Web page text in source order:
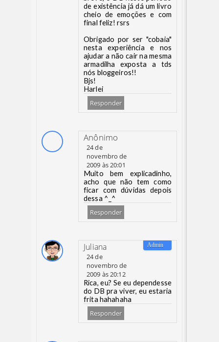
de existência já dá um livro
cheio de emoções e com
final feliz! rsrs
Obrigado por ser "cobaia"
nesta experiência e nos
ajudar a não cair na mesma
armadilha exposta a tds
nós bloggeiros!!
Bjs!
Harlei
Responder
Anônimo
24 de
novembro de
2009 às 20:01
Muito bem explicadinho,
acho que não tem como
ficar com dúvidas depois
dessa ^_^
Responder
Juliana
24 de
novembro de
2009 às 20:12
Rica, eu? Se eu dependesse
do DB pra viver, eu estaria
frita hahahaha
Responder